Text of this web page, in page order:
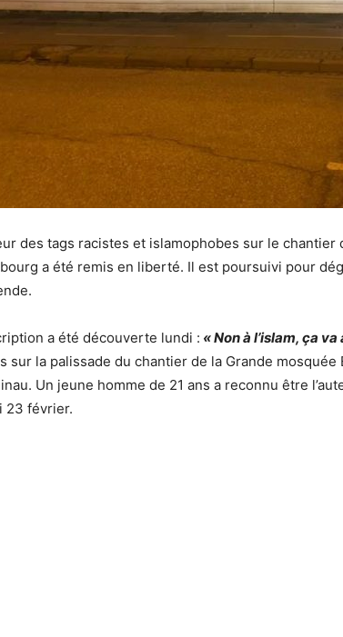
des tags racistes et islamophobes sur le chantier
a été remis en liberté. Il est poursuivi pour
a été découverte lundi : « Non à l’islam, ça
sur la palissade du chantier de la Grande
Un jeune homme de 21 ans a reconnu être
23 février.